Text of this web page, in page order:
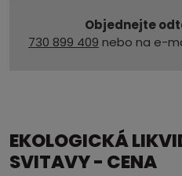
Objednejte
730 899 409 nebo na e-
EKOLOGICKÁ
SVITAVY - CENA